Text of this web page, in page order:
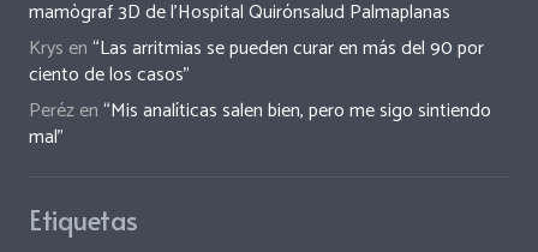
mamògraf 3D de l’Hospital Quirónsalud Palmaplanas
Krys en“Las arritmias se pueden curar en más del 90 por
ciento de los casos”
Perézen“Mis analíticas salen bien, pero me sigo sintiendo
mal”
Etiquetas